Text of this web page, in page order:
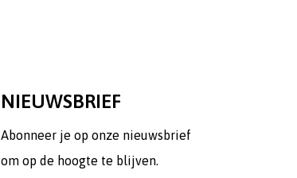
NIEUWSBRIEF
Abonneer je op onze nieuwsbrief
om op de hoogte te blijven.